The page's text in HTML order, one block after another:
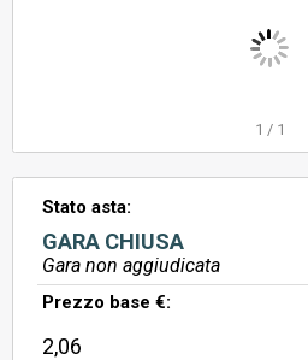
1 / 1
Stato asta:
GARA CHIUSA
Gara non aggiudicata
Prezzo base €:
2,06